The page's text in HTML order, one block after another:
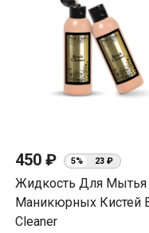
450 ₽ 5% 23 ₽
Жидкость Для Мытья
Маникюрных Кистей
Cleaner